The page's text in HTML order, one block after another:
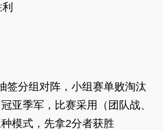
分组对阵，小组赛单败淘汰
亚季军，比赛采用（团队战、
模式，先拿2分者获胜